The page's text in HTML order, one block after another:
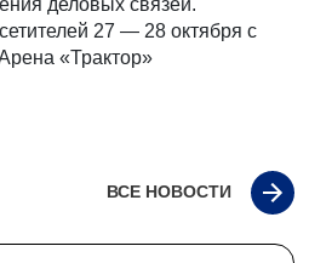
27 — 28 октября с
«Трактор»
ВСЕ НОВОСТИ